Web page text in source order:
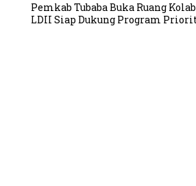
Pemkab Tubaba Buka Ruang
LDII Siap Dukung Program